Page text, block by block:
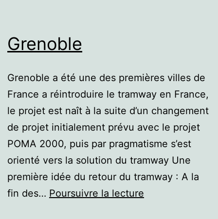
Grenoble
Grenoble a été une des premières villes de
France a réintroduire le tramway en France,
le projet est naît à la suite d’un changement
de projet initialement prévu avec le projet
POMA 2000, puis par pragmatisme s’est
orienté vers la solution du tramway Une
première idée du retour du tramway : A la
fin des… Poursuivre la lecture